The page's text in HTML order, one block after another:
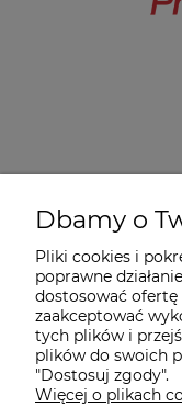
Dbamy o
Pliki cookies i
poprawne
dostosować ofertę
zaakceptować
tych plików i
plików do swoich
"Dostosuj zgody".
Więcej o plikach